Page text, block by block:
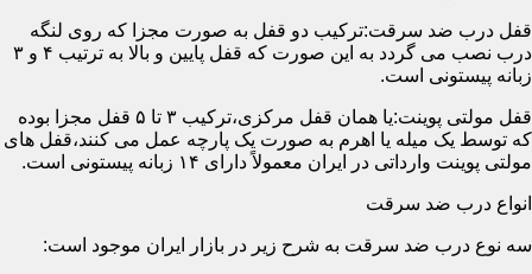
قفل درب ضد سرقت:ترکیب دو قفل به صورت مجزا که روی لنگه
درب نصب می گردد به این صورت که قفل پایین و بالا به ترتیب ۴ و ۳
زبانه پیستونی است.
قفل مولتی پوینت:یا همان قفل مرکزی،ترکیب ۳ تا ۵ قفل مجزا بوده
که توسط یک میله یا اهرم به صورت یک پارچه عمل می کنند،قفل های
مولتی پوینت وارداتی در ایران معمولاً دارای ۱۴ زبانه پیستونی است.
انواع درب ضد سرقت
سه نوع درب ضد سرقت به شرح زیر در بازار ایران موجود است: